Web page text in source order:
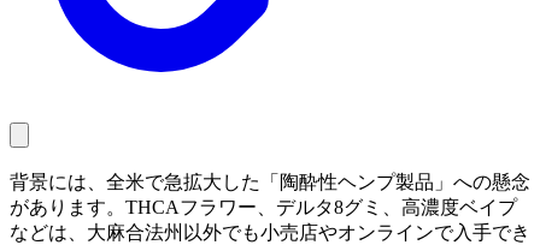
背景には、全米で急拡大した「陶酔性ヘンプ製品」への懸念
があります。THCAフラワー、デルタ8グミ、高濃度ベイプ
などは、大麻合法州以外でも小売店やオンラインで入手でき